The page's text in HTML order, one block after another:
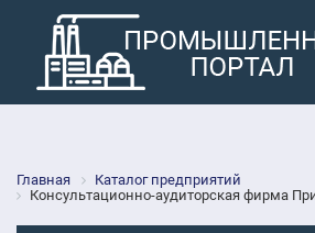
Главная
Каталог предприятий
Консультационно-аудиторская фирма